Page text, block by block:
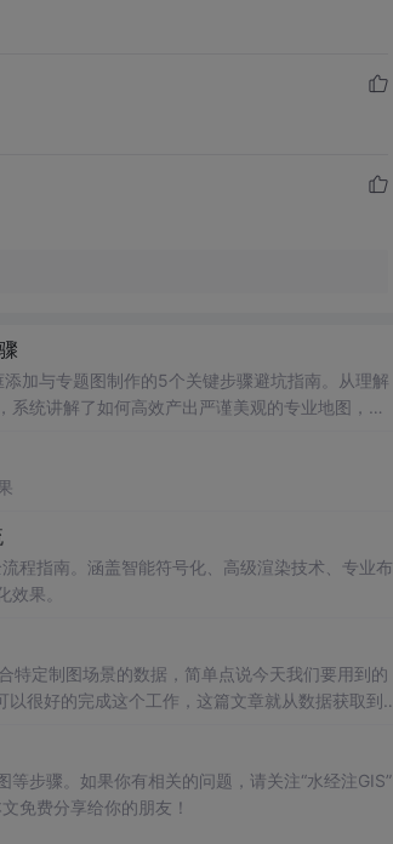
加与专题图制作的5个关键步骤避坑指南。从理解
统讲解了如何高效产出严谨美观的专业地图，帮
程指南。涵盖智能符号化、高级渲染技术、专业布
果。
特定制图场景的数据，简单点说今天我们要用到的
很好的完成这个工作，这篇文章就从数据获取到
，无云的卫星影像底图是我们今天的制图要求。
步骤。如果你有相关的问题，请关注“水经注GIS”
免费分享给你的朋友！